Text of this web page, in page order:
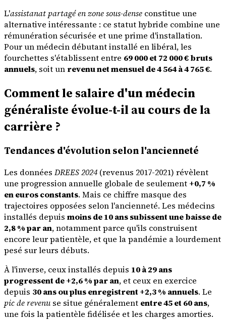
L'assistanat partagé en zone sous-dense constitue une
alternative intéressante : ce statut hybride combine une
rémunération sécurisée et une prime d'installation.
Pour un médecin débutant installé en libéral, les
fourchettes s'établissent entre 69 000 et 72 000 € bruts
annuels, soit un revenu net mensuel de 4 564 à 4 765 €.
Comment le salaire d'un médecin
généraliste évolue-t-il au cours de la
carrière ?
Tendances d'évolution selon l'ancienneté
Les données DREES 2024 (revenus 2017-2021) révèlent
une progression annuelle globale de seulement +0,7 %
en euros constants. Mais ce chiffre masque des
trajectoires opposées selon l'ancienneté. Les médecins
installés depuis moins de 10 ans subissent une baisse de
2,8 % par an, notamment parce qu'ils construisent
encore leur patientèle, et que la pandémie a lourdement
pesé sur leurs débuts.
À l'inverse, ceux installés depuis 10 à 29 ans
progressent de +2,6 % par an, et ceux en exercice
depuis 30 ans ou plus enregistrent +2,3 % annuels. Le
pic de revenu se situe généralement entre 45 et 60 ans,
une fois la patientèle fidélisée et les charges amorties.